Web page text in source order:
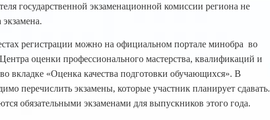
государственной экзаменационной комиссии региона не
экзамена.
регистрации можно на официальном портале минобра во
оценки профессионального мастерства, квалификаций и
вкладке «Оценка качества подготовки обучающихся». В
перечислить экзамены, которые участник планирует сдавать.
обязательными экзаменами для выпускников этого года.